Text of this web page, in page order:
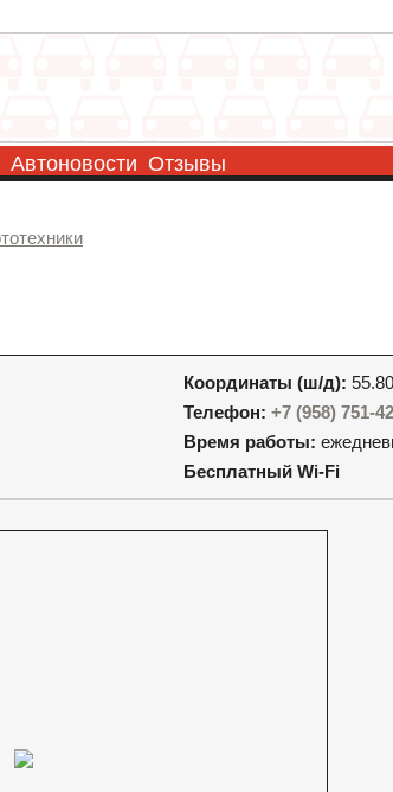
Автоновости Отзывы
Координаты (ш/д):
Телефон: +7 (958) 751-
Время работы:
Бесплатный Wi-Fi